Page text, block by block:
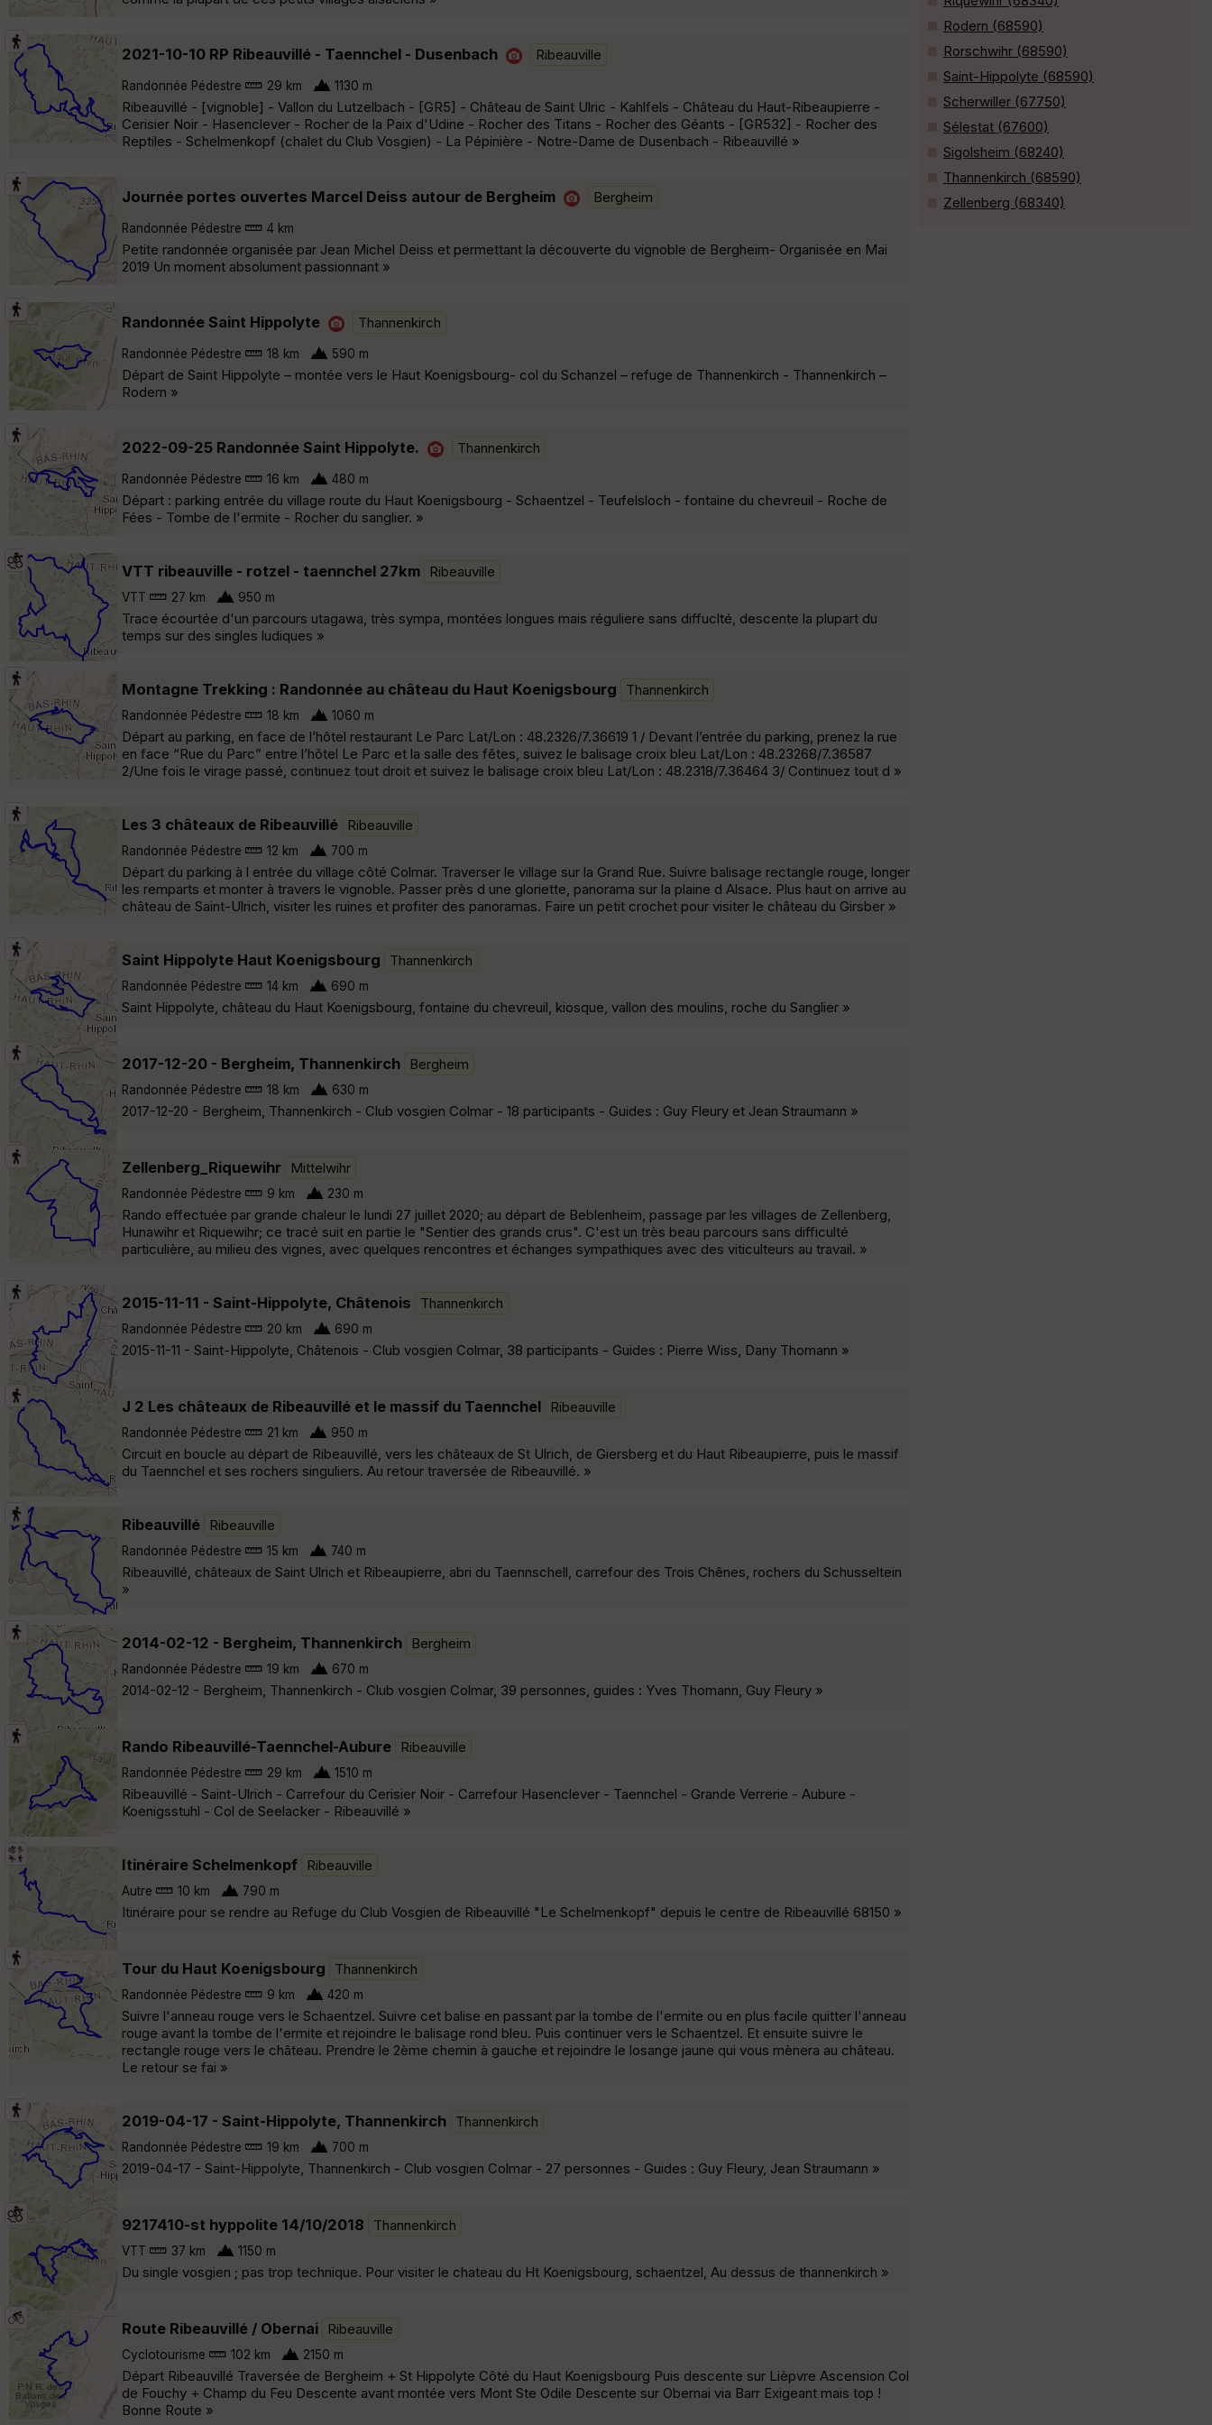
2021-10-10 RP Ribeauvillé - Taennchel - Dusenbach Ribeauville
Randonnée Pédestre 29 km 1130 m
Ribeauvillé - [vignoble] - Vallon du Lutzelbach - [GR5] - Château de Saint Ulric - Kahlfels - Château du Haut-Ribeaupierre -
Cerisier Noir - Hasenclever - Rocher de la Paix d'Udine - Rocher des Titans - Rocher des Géants - [GR532] - Rocher des
Reptiles - Schelmenkopf (chalet du Club Vosgien) - La Pépinière - Notre-Dame de Dusenbach - Ribeauvillé »
Journée portes ouvertes Marcel Deiss autour de Bergheim Bergheim
Randonnée Pédestre 4 km
Petite randonnée organisée par Jean Michel Deiss et permettant la découverte du vignoble de Bergheim- Organisée en Mai
2019 Un moment absolument passionnant »
Randonnée Saint Hippolyte Thannenkirch
Randonnée Pédestre 18 km 590 m
Départ de Saint Hippolyte – montée vers le Haut Koenigsbourg- col du Schanzel – refuge de Thannenkirch - Thannenkirch –
Rodern »
2022-09-25 Randonnée Saint Hippolyte. Thannenkirch
Randonnée Pédestre 16 km 480 m
Départ : parking entrée du village route du Haut Koenigsbourg - Schaentzel - Teufelsloch - fontaine du chevreuil - Roche de
Fées - Tombe de l'ermite - Rocher du sanglier. »
VTT ribeauville - rotzel - taennchel 27km Ribeauville
VTT 27 km 950 m
Trace écourtée d'un parcours utagawa, très sympa, montées longues mais réguliere sans diffuclté, descente la plupart du
temps sur des singles ludiques »
Montagne Trekking : Randonnée au château du Haut Koenigsbourg Thannenkirch
Randonnée Pédestre 18 km 1060 m
Départ au parking, en face de l’hôtel restaurant Le Parc Lat/Lon : 48.2326/7.36619 1 / Devant l’entrée du parking, prenez la rue
en face “Rue du Parc” entre l’hôtel Le Parc et la salle des fêtes, suivez le balisage croix bleu Lat/Lon : 48.23268/7.36587
2/Une fois le virage passé, continuez tout droit et suivez le balisage croix bleu Lat/Lon : 48.2318/7.36464 3/ Continuez tout d »
Les 3 châteaux de Ribeauvillé Ribeauville
Randonnée Pédestre 12 km 700 m
Départ du parking à l entrée du village côté Colmar. Traverser le village sur la Grand Rue. Suivre balisage rectangle rouge, longer
les remparts et monter à travers le vignoble. Passer près d une gloriette, panorama sur la plaine d Alsace. Plus haut on arrive au
château de Saint-Ulrich, visiter les ruines et profiter des panoramas. Faire un petit crochet pour visiter le château du Girsber »
Saint Hippolyte Haut Koenigsbourg Thannenkirch
Randonnée Pédestre 14 km 690 m
Saint Hippolyte, château du Haut Koenigsbourg, fontaine du chevreuil, kiosque, vallon des moulins, roche du Sanglier »
2017-12-20 - Bergheim, Thannenkirch Bergheim
Randonnée Pédestre 18 km 630 m
2017-12-20 - Bergheim, Thannenkirch - Club vosgien Colmar - 18 participants - Guides : Guy Fleury et Jean Straumann »
Zellenberg_Riquewihr Mittelwihr
Randonnée Pédestre 9 km 230 m
Rando effectuée par grande chaleur le lundi 27 juillet 2020; au départ de Beblenheim, passage par les villages de Zellenberg,
Hunawihr et Riquewihr; ce tracé suit en partie le "Sentier des grands crus". C'est un très beau parcours sans difficulté
particulière, au milieu des vignes, avec quelques rencontres et échanges sympathiques avec des viticulteurs au travail. »
2015-11-11 - Saint-Hippolyte, Châtenois Thannenkirch
Randonnée Pédestre 20 km 690 m
2015-11-11 - Saint-Hippolyte, Châtenois - Club vosgien Colmar, 38 participants - Guides : Pierre Wiss, Dany Thomann »
J 2 Les châteaux de Ribeauvillé et le massif du Taennchel Ribeauville
Randonnée Pédestre 21 km 950 m
Circuit en boucle au départ de Ribeauvillé, vers les châteaux de St Ulrich, de Giersberg et du Haut Ribeaupierre, puis le massif
du Taennchel et ses rochers singuliers. Au retour traversée de Ribeauvillé. »
Ribeauvillé Ribeauville
Randonnée Pédestre 15 km 740 m
Ribeauvillé, châteaux de Saint Ulrich et Ribeaupierre, abri du Taennschell, carrefour des Trois Chênes, rochers du Schusseltein
»
2014-02-12 - Bergheim, Thannenkirch Bergheim
Randonnée Pédestre 19 km 670 m
2014-02-12 - Bergheim, Thannenkirch - Club vosgien Colmar, 39 personnes, guides : Yves Thomann, Guy Fleury »
Rando Ribeauvillé-Taennchel-Aubure Ribeauville
Randonnée Pédestre 29 km 1510 m
Ribeauvillé - Saint-Ulrich - Carrefour du Cerisier Noir - Carrefour Hasenclever - Taennchel - Grande Verrerie - Aubure -
Koenigsstuhl - Col de Seelacker - Ribeauvillé »
Itinéraire Schelmenkopf Ribeauville
Autre 10 km 790 m
Itinéraire pour se rendre au Refuge du Club Vosgien de Ribeauvillé "Le Schelmenkopf" depuis le centre de Ribeauvillé 68150 »
Tour du Haut Koenigsbourg Thannenkirch
Randonnée Pédestre 9 km 420 m
Suivre l'anneau rouge vers le Schaentzel. Suivre cet balise en passant par la tombe de l'ermite ou en plus facile quitter l'anneau
rouge avant la tombe de l'ermite et rejoindre le balisage rond bleu. Puis continuer vers le Schaentzel. Et ensuite suivre le
rectangle rouge vers le château. Prendre le 2ème chemin à gauche et rejoindre le losange jaune qui vous mènera au château.
Le retour se fai »
2019-04-17 - Saint-Hippolyte, Thannenkirch Thannenkirch
Randonnée Pédestre 19 km 700 m
2019-04-17 - Saint-Hippolyte, Thannenkirch - Club vosgien Colmar - 27 personnes - Guides : Guy Fleury, Jean Straumann »
9217410-st hyppolite 14/10/2018 Thannenkirch
VTT 37 km 1150 m
Du single vosgien ; pas trop technique. Pour visiter le chateau du Ht Koenigsbourg, schaentzel, Au dessus de thannenkirch »
Route Ribeauvillé / Obernai Ribeauville
Cyclotourisme 102 km 2150 m
Départ Ribeauvillé Traversée de Bergheim + St Hippolyte Côté du Haut Koenigsbourg Puis descente sur Lièpvre Ascension Col
de Fouchy + Champ du Feu Descente avant montée vers Mont Ste Odile Descente sur Obernai via Barr Exigeant mais top !
Bonne Route »
Rodern (68590)
Rorschwihr (68590)
Saint-Hippolyte (68590)
Scherwiller (67750)
Sélestat (67600)
Sigolsheim (68240)
Thannenkirch (68590)
Zellenberg (68340)